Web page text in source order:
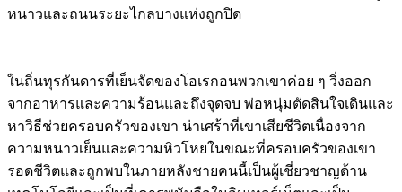
หนาวและถนนระยะไกลบางแห่งถูกปิด
ในถิ่นทุรกันดารที่เย็นจัดของโอเรกอนพวกเขาค่อย ๆ วิ่งออก
จากอาหารและความร้อนและถึงจุดจบ พ่อหนุ่มตัดสินใจเดินและ
หาวิธีช่วยครอบครัวของเขา น่าเศร้าที่เขาเสียชีวิตเนื่องจาก
ความหนาวเย็นและความหิวโหยในขณะที่ครอบครัวของเขา
รอดชีวิตและถูกพบในภายหลังชายคนนี้เป็นผู้เชี่ยวชาญด้าน